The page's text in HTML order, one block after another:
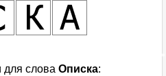
слова Описка: